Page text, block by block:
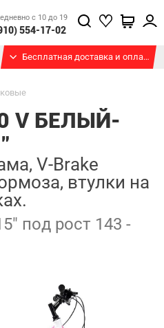
с 10 до 19
554-17-02
Бесплатная доставка и оплата при получении
V БЕЛЫЙ-
V-Brake
втулки на
под рост 143 -